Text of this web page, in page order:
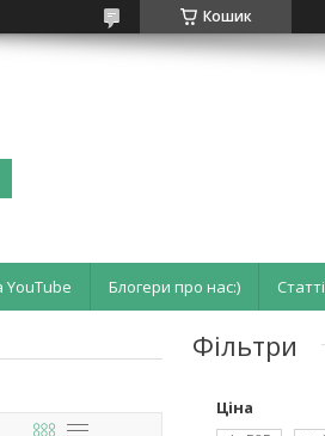
Кошик
YouTube Блогери про нас:) Статті
Фільтри
Ціна